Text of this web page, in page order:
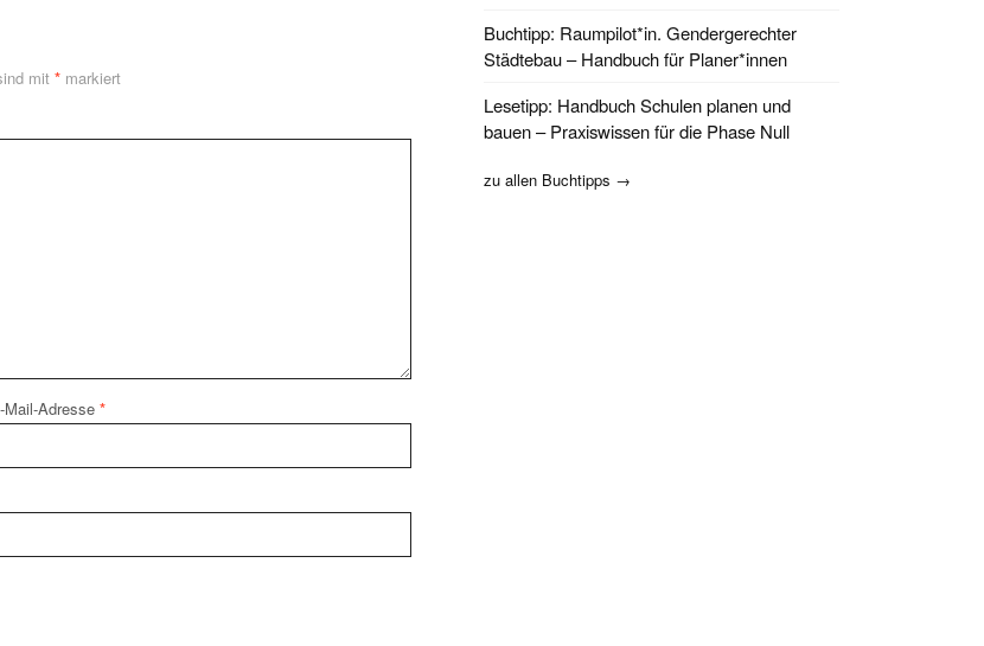
mit * markiert
Mail-Adresse *
Buchtipp: Raumpilot*in. Gendergerechter
Städtebau – Handbuch für Planer*innen
Lesetipp: Handbuch Schulen planen und
bauen – Praxiswissen für die Phase Null
zu allen Buchtipps →